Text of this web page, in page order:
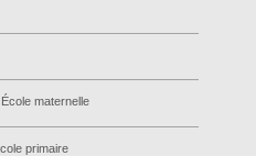
École maternelle
primaire